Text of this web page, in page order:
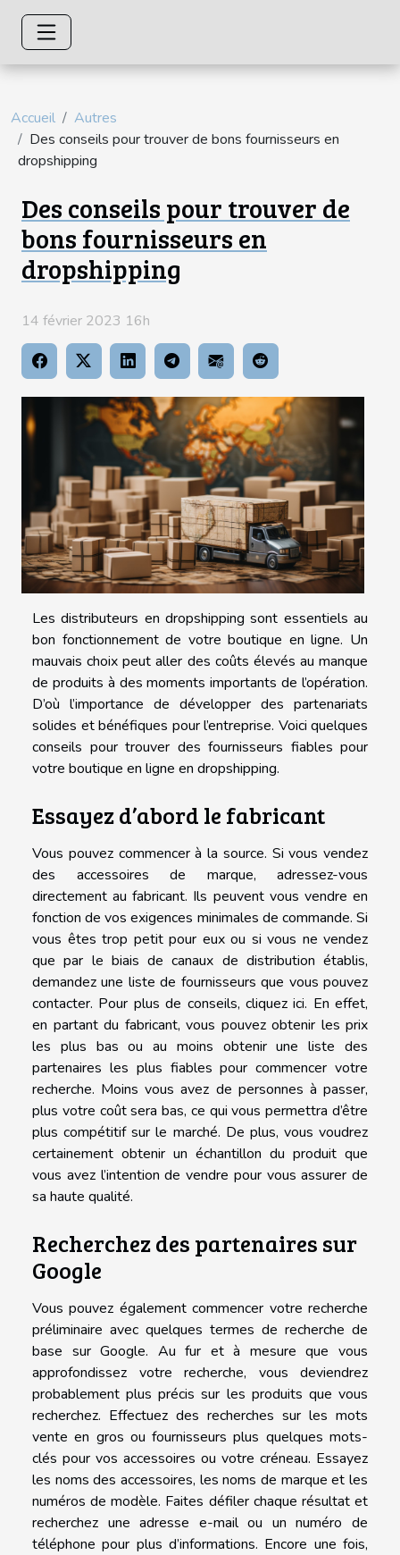
Accueil
Autres
Des conseils pour trouver de bons fournisseurs en
dropshipping
Des conseils pour trouver de
bons fournisseurs en
dropshipping
14 février 2023 16h
Les distributeurs en dropshipping sont essentiels au
bon fonctionnement de votre boutique en ligne. Un
mauvais choix peut aller des coûts élevés au manque
de produits à des moments importants de l’opération.
D’où l’importance de développer des partenariats
solides et bénéfiques pour l’entreprise. Voici quelques
conseils pour trouver des fournisseurs fiables pour
votre boutique en ligne en dropshipping.
Essayez d’abord le fabricant
Vous pouvez commencer à la source. Si vous vendez
des accessoires de marque, adressez-vous
directement au fabricant. Ils peuvent vous vendre en
fonction de vos exigences minimales de commande. Si
vous êtes trop petit pour eux ou si vous ne vendez
que par le biais de canaux de distribution établis,
demandez une liste de fournisseurs que vous pouvez
contacter. Pour plus de conseils, cliquez ici. En effet,
en partant du fabricant, vous pouvez obtenir les prix
les plus bas ou au moins obtenir une liste des
partenaires les plus fiables pour commencer votre
recherche. Moins vous avez de personnes à passer,
plus votre coût sera bas, ce qui vous permettra d’être
plus compétitif sur le marché. De plus, vous voudrez
certainement obtenir un échantillon du produit que
vous avez l’intention de vendre pour vous assurer de
sa haute qualité.
Recherchez des partenaires sur
Google
Vous pouvez également commencer votre recherche
préliminaire avec quelques termes de recherche de
base sur Google. Au fur et à mesure que vous
approfondissez votre recherche, vous deviendrez
probablement plus précis sur les produits que vous
recherchez. Effectuez des recherches sur les mots
vente en gros ou fournisseurs plus quelques mots-
clés pour vos accessoires ou votre créneau. Essayez
les noms des accessoires, les noms de marque et les
numéros de modèle. Faites défiler chaque résultat et
recherchez une adresse e-mail ou un numéro de
téléphone pour plus d’informations. Encore une fois,